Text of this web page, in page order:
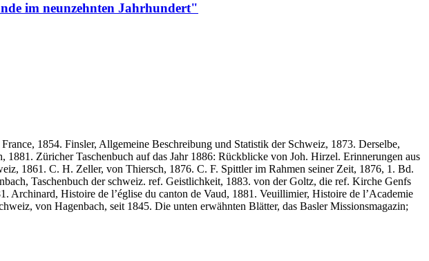
im neunzehnten Jahrhundert"
1854. Finsler, Allgemeine Beschreibung und Statistik der Schweiz, 1873. Derselbe,
Züricher Taschenbuch auf das Jahr 1886: Rückblicke von Joh. Hirzel. Erinnerungen aus
1861. C. H. Zeller, von Thiersch, 1876. C. F. Spittler im Rahmen seiner Zeit, 1876, 1. Bd.
Taschenbuch der schweiz. ref. Geistlichkeit, 1883. von der Goltz, die ref. Kirche Genfs
Archinard, Histoire de l’église du canton de Vaud, 1881. Veuillimier, Histoire de l’Academie
von Hagenbach, seit 1845. Die unten erwähnten Blätter, das Basler Missionsmagazin;